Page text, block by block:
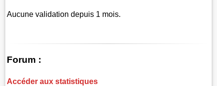
Aucune validation depuis 1 mois.
Forum :
Accéder aux statistiques